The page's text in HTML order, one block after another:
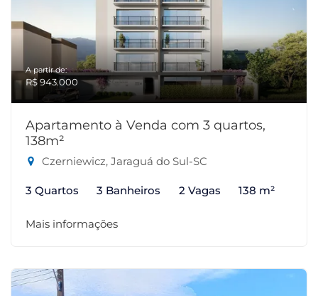
A partir de:
R$ 943.000
Apartamento à Venda com 3 quartos,
138m²
Czerniewicz, Jaraguá do Sul-SC
3 Quartos 3 Banheiros 2 Vagas 138 m²
Mais informações